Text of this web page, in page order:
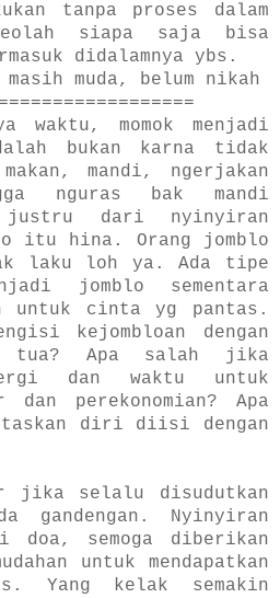
tanpa proses dalam
siapa saja bisa
didalamnya ybs.
muda, belum nikah
waktu, momok menjadi
bukan karna tidak
mandi, ngerjakan
nguras bak mandi
justru dari nyinyiran
itu hina. Orang jomblo
laku loh ya. Ada tipe
jomblo sementara
untuk cinta yg pantas.
kejombloan dengan
tua? Apa salah jika
dan waktu untuk
perekonomian? Apa
diri diisi dengan
jika selalu disudutkan
gandengan. Nyinyiran
semoga diberikan
untuk mendapatkan
Yang kelak semakin